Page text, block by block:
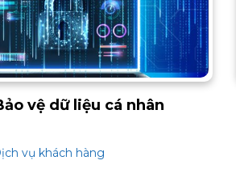
vệ dữ liệu cá nhân
vụ khách hàng